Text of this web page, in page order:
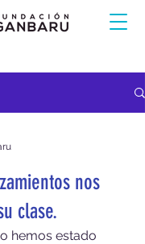
nos
clase.
hemos estado